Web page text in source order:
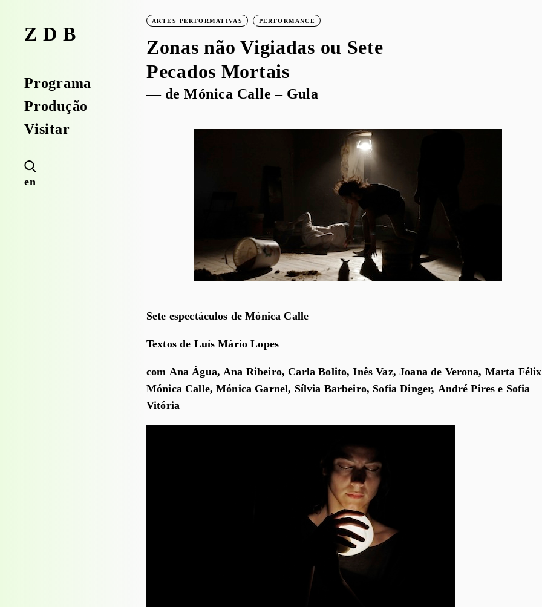
ZDB
Programa
Produção
Visitar
en
ARTES PERFORMATIVAS PERFORMANCE
Zonas não Vigiadas ou Sete
Pecados Mortais
— de Mónica Calle – Gula
Sete espectáculos de Mónica Calle
Textos de Luís Mário Lopes
com Ana Água, Ana Ribeiro, Carla Bolito, Inês Vaz, Joana de Verona, Marta
Mónica Calle, Mónica Garnel, Sílvia Barbeiro, Sofia Dinger, André Pires e Sofia
Vitória